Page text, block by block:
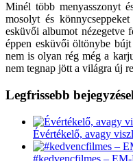
Minél több menyasszonyt
mosolyt és
esküvői albumot nézegetve
éppen esküvői öltönybe
nem is olyan rég még a
nem tegnap jött a világra új
Legfrissebb
Évértékelő, avagy
#kedvencfilmes –